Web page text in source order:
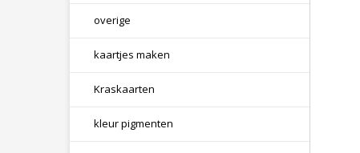
overige
kaartjes maken
Kraskaarten
kleur pigmenten